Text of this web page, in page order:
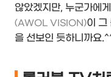
않았겠지만, 누군가에
(AWOL VISION)이 그
을 선보인 듯하니까요